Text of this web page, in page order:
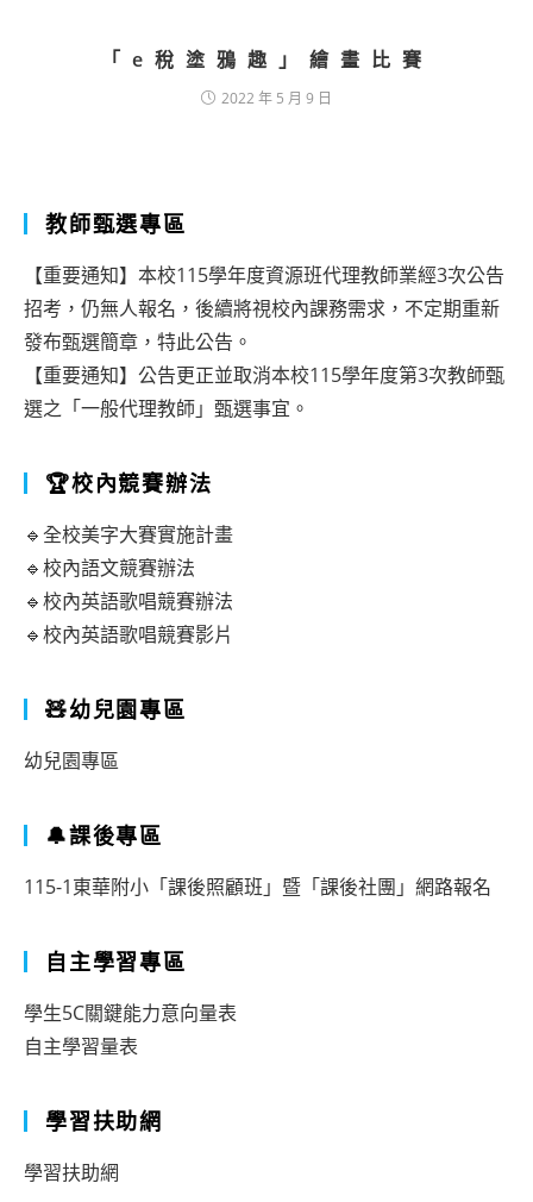
「e稅塗鴉趣」繪畫比賽
2022 年 5 月 9 日
教師甄選專區
【重要通知】本校115學年度資源班代理教師業經3次公告
招考，仍無人報名，後續將視校內課務需求，不定期重新
發布甄選簡章，特此公告。
【重要通知】公告更正並取消本校115學年度第3次教師甄
選之「一般代理教師」甄選事宜。
🏆校內競賽辦法
🔹全校美字大賽實施計畫
🔹校內語文競賽辦法
🔹校內英語歌唱競賽辦法
🔹校內英語歌唱競賽影片
🧸幼兒園專區
幼兒園專區
🔔課後專區
115-1東華附小「課後照顧班」暨「課後社團」網路報名
自主學習專區
學生5C關鍵能力意向量表
自主學習量表
學習扶助網
學習扶助網